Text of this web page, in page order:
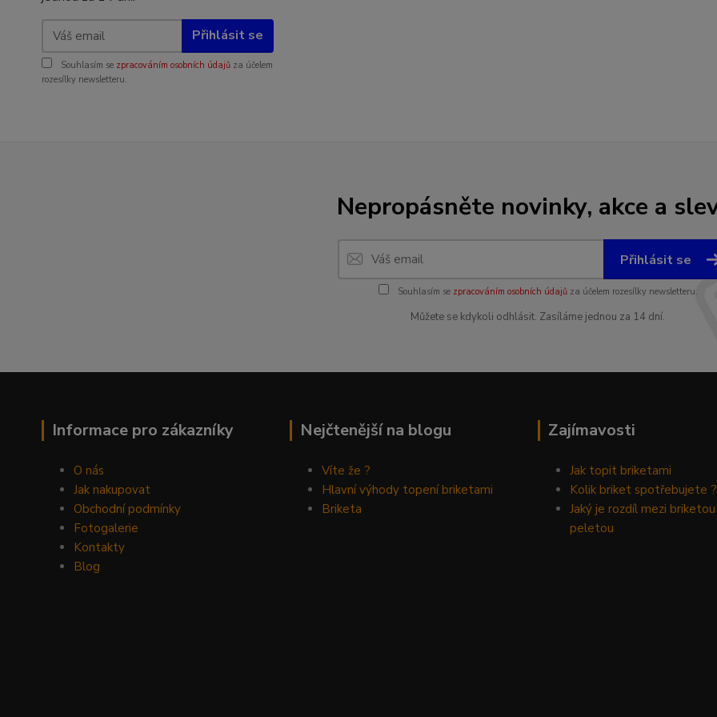
Přihlásit se
Souhlasím se zpracováním osobních údajů za účelem
rozesílky newsletteru.
Nepropásněte novinky, akce a
Přihlásit se
Souhlasím se zpracováním osobních údajůza účelem rozesílky newsletteru.
Můžete se kdykoli odhlásit. Zasíláme jednou za 14 dní.
Informace pro zákazníky
O nás
Jak nakupovat
Obchodní podmínky
Fotogalerie
Kontakty
Blog
Nejčtenější na blogu
Víte že ?
Hlavní výhody topení briketami
Briketa
Zajímavosti
Jak topit briketami
Kolik briket spotřebujete ?
Jaký je rozdíl mezi
peletou